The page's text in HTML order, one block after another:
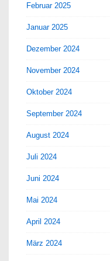
Februar 2025
Januar 2025
Dezember 2024
November 2024
Oktober 2024
September 2024
August 2024
Juli 2024
Juni 2024
Mai 2024
April 2024
März 2024